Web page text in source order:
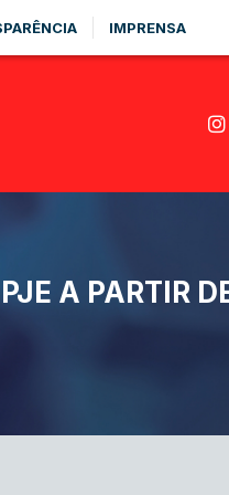
IMPRENSA
A PARTIR